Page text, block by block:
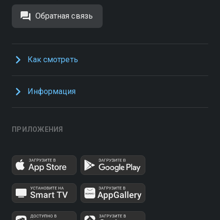
Обратная связь
Как смотреть
Информация
ПРИЛОЖЕНИЯ